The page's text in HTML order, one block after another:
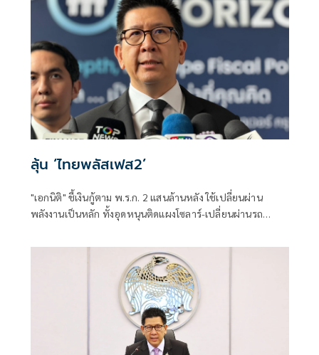
ลุ้น ‘ไทยพลัสเฟส2’
"เอกนิติ" ชี้เงินกู้ตาม พ.ร.ก. 2 แสนล้านหลัง ใช้เปลี่ยนผ่าน
พลังงานเป็นหลัก ทั้งอุดหนุนติดแผงโซลาร์-เปลี่ยนผ่านรถ
พร้อมให้ใช้กับไทยเที่ยวไทยพลัส ส่วนไทยช่วยไทยพลัส เฟส 2
รอประเมินความเหมาะสม นายกฯ เผยจะพยายาม